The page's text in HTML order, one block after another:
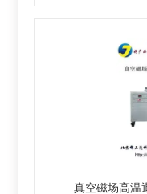
真空磁场高温